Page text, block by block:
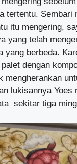
tertentu. Sembari
itu mengering,
yang telah
yang berbeda.
dengan
mengherankan
lukisannya Yoes
sekitar tiga